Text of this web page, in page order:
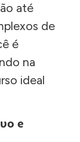
até
de
é
na
ideal
e